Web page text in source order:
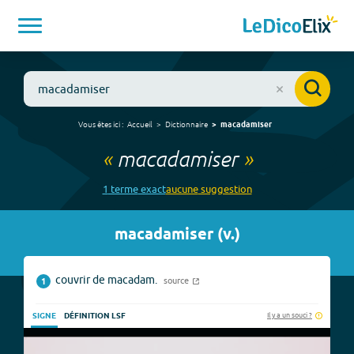
Vous êtes ici : Accueil Dictionnaire macadamiser
« macadamiser»
1 termeexactaucunesuggestion
macadamiser(v.)
1 couvrir de macadam. source
SIGNE DÉFINITION LSF Il y a un souci ?